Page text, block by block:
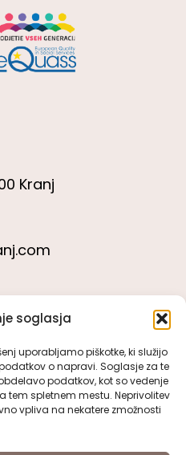
soglasja
uporabljamo piškotke, ki služijo
o napravi. Soglasje za te
podatkov, kot so vedenje
tem spletnem mestu. Neprivolitev
vpliva na nekatere zmožnosti
Kranj